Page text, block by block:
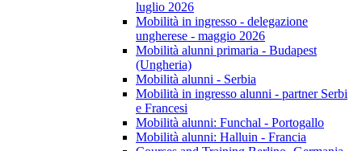
luglio 2026
Mobilità in ingresso - delegazione
ungherese - maggio 2026
Mobilità alunni primaria - Budapest
(Ungheria)
Mobilità alunni - Serbia
Mobilità in ingresso alunni - partner Serbi
e Francesi
Mobilità alunni: Funchal - Portogallo
Mobilità alunni: Halluin - Francia